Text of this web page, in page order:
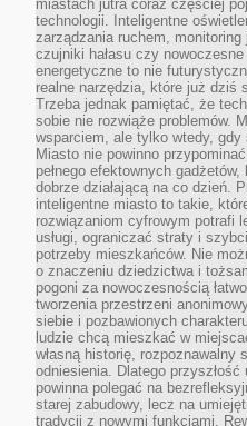
miastach jutra coraz częściej
technologii. Inteligentne
zarządzania ruchem,
czujniki hałasu czy
energetyczne to nie
realne narzędzia, które już dziś
Trzeba jednak pamiętać, że
sobie nie rozwiąże problemów.
wsparciem, ale tylko wtedy, gdy
Miasto nie powinno
pełnego efektownych
dobrze działającą na co dzień.
inteligentne miasto to takie,
rozwiązaniom cyfrowym potrafi
usługi, ograniczać straty i
potrzeby mieszkańców. Nie
o znaczeniu dziedzictwa i
pogoni za nowoczesnością
tworzenia przestrzeni
siebie i pozbawionych
ludzie chcą mieszkać w
własną historię, rozpoznawalny
odniesienia. Dlatego przyszłość
powinna polegać na
starej zabudowy, lecz na
tradycji z nowymi funkcjami.